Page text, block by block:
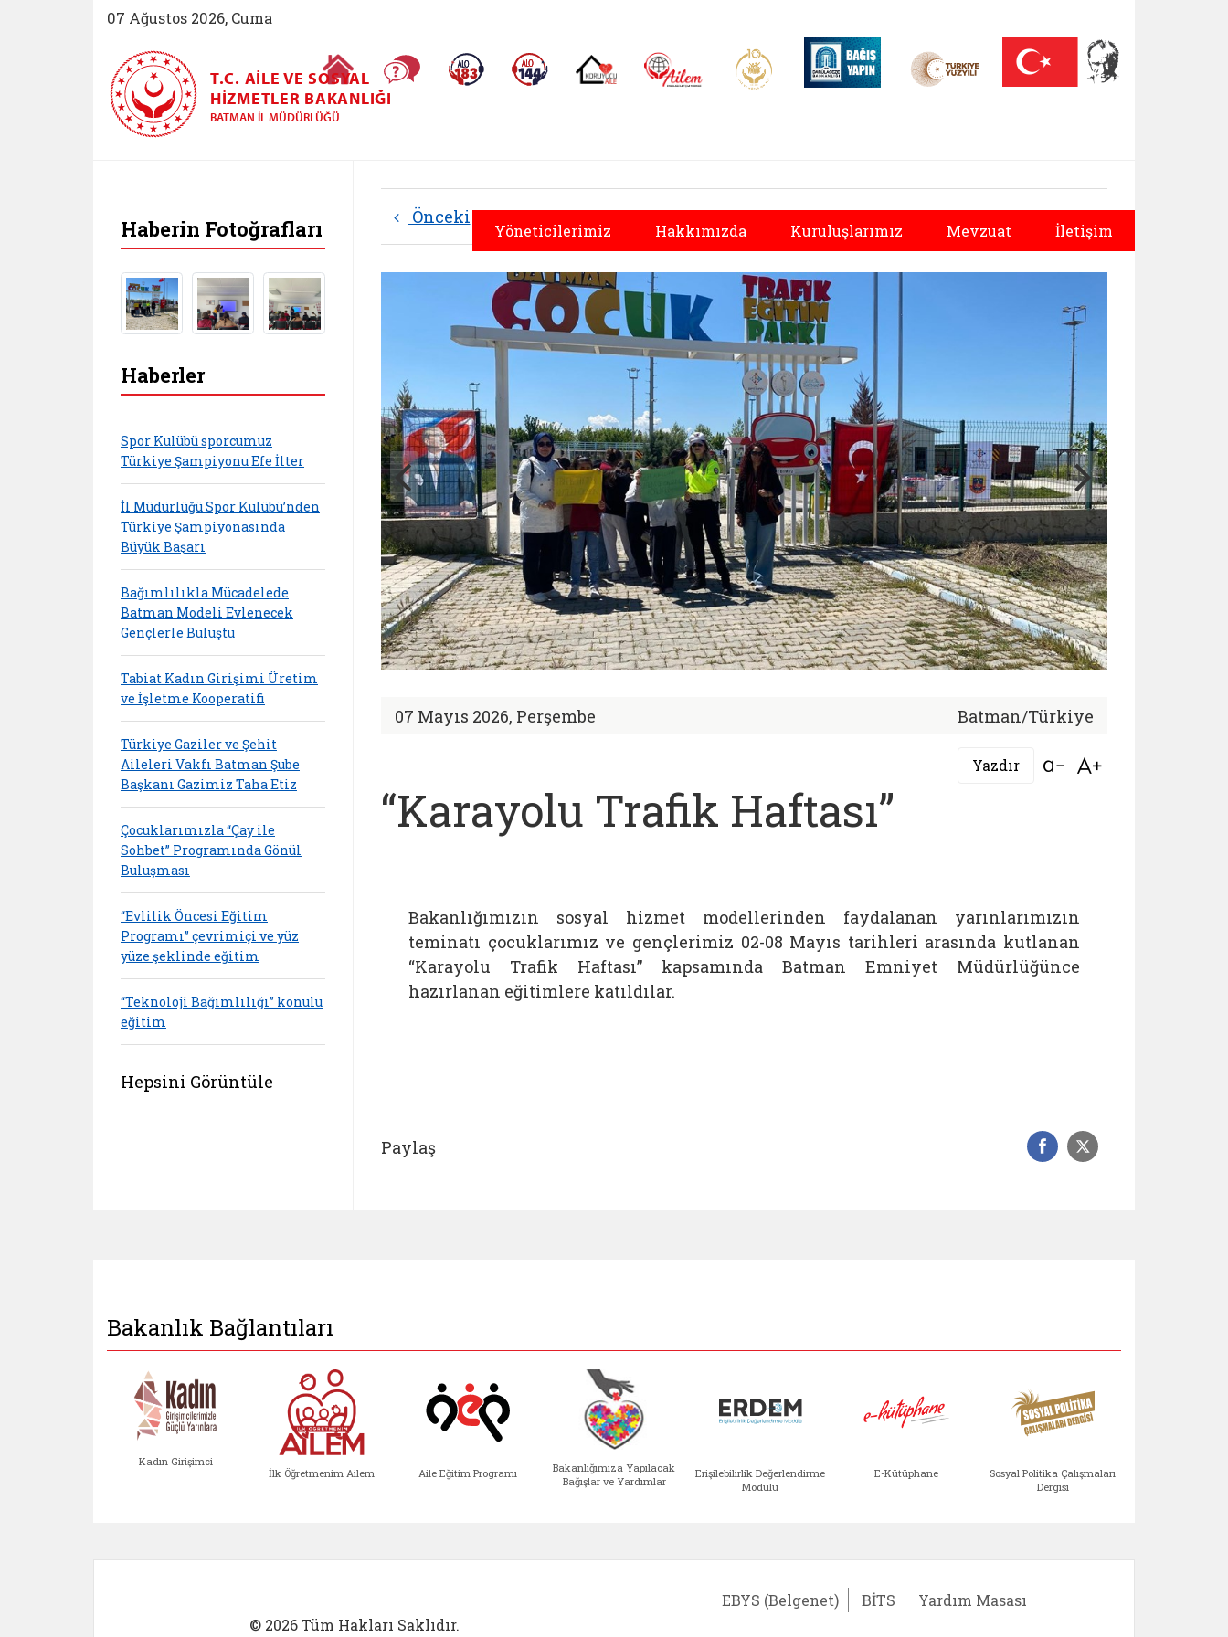
07 Ağustos 2026, Cuma
Ana Sayfa Sıkça Sorulan SorularAlo 183 (yeni sekmede açılır)Alo 144 (yeni sekmede açılır)Koruyucu Aile (yeni sekmede açılır)
AİLEM İletişim Merkezi (yeni sekmede açılır)
Aile ve Nüfus On Yılı (yeni sekmede açılır)Darülaceze bağış sayfası (yeni sekmede açılır)
T.C. AILE VE SOSYAL
HIZMETLER BAKANLIĞI
BATMAN İL MÜDÜRLÜĞÜ
Yöneticilerimiz Hakkımızda Kuruluşlarımız Mevzuat İletişim
Önceki Sonraki
07 Mayıs 2026, Perşembe Batman/Türkiye
Yazdır Bağlantıyı aç
“Karayolu Trafik Haftası”
Bakanlığımızın sosyal hizmet modellerinden faydalanan yarınlarımızın
teminatı çocuklarımız ve gençlerimiz 02-08 Mayıs tarihleri arasında kutlanan
“Karayolu Trafik Haftası” kapsamında Batman Emniyet Müdürlüğünce
hazırlanan eğitimlere katıldılar.
Paylaş Facebook
Sosyal
Haberin Fotoğrafları
Haberler
Spor Kulübü sporcumuz
Türkiye Şampiyonu Efe İlter
İl Müdürlüğü Spor Kulübü’nden
Türkiye Şampiyonasında
Büyük Başarı
Bağımlılıkla Mücadelede
Batman Modeli Evlenecek
Gençlerle Buluştu
Tabiat Kadın Girişimi Üretim
ve İşletme Kooperatifi
Türkiye Gaziler ve Şehit
Aileleri Vakfı Batman Şube
Başkanı Gazimiz Taha Etiz
Çocuklarımızla “Çay ile
Sohbet” Programında Gönül
Buluşması
“Evlilik Öncesi Eğitim
Programı” çevrimiçi ve yüz
yüze şeklinde eğitim
“Teknoloji Bağımlılığı” konulu
eğitim
Hepsini Görüntüle
Bakanlık Bağlantıları
Kadın Girişimci
İlk Öğretmenim Ailem Aile Eğitim Programı
Bakanlığımıza Yapılacak
Bağışlar ve Yardımlar
Erişilebilirlik Değerlendirme
Modülü
E-Kütüphane
Sosyal Politika Çalışmaları
Dergisi
© 2026 Tüm Hakları Saklıdır.
EBYS (Belgenet) BİTS Yardım Masası